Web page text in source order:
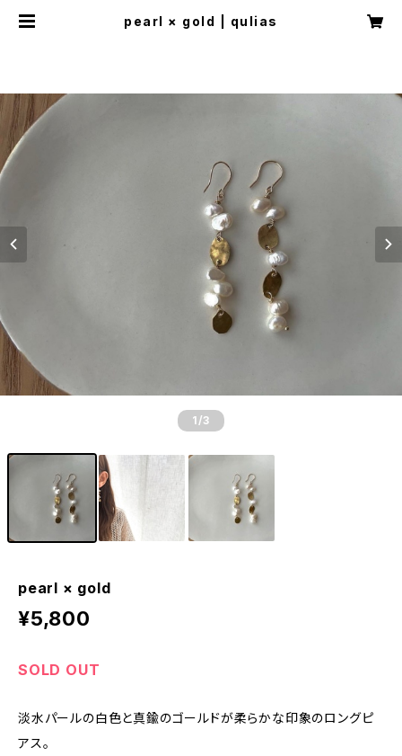
pearl × gold | qulias
1 /3
pearl × gold
¥5,800
SOLD OUT
淡水パールの白色と真鍮のゴールドが柔らかな印象のロングピ
アス。